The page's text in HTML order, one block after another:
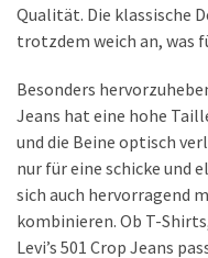
Mäntel
(6)
Jacken
(6)
Accessoires
(21)
Taschen
Qualität. Die klassische
trotzdem weich an, was
Besonders
Jeans hat eine hohe
und die Beine optisch
nur für eine schicke und
sich auch hervorragend
kombinieren. Ob T-
Levi’s 501 Crop Jeans